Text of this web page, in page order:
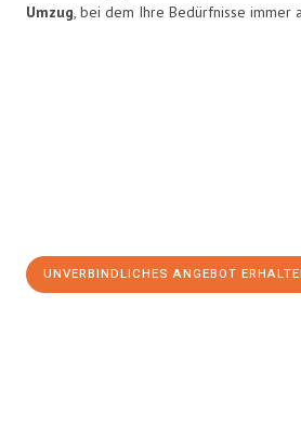
Umzug, bei dem Ihre Bedürfnisse immer
UNVERBINDLICHES ANGEBOT